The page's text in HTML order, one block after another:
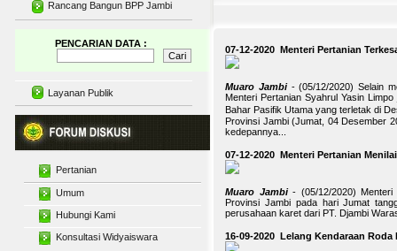
Rancang Bangun BPP Jambi
PENCARIAN DATA :
Layanan Publik
Pertanian
Budidaya Tanaman
Pelatihan Pertanian
Penyuluhan Pertanian
Umum
Diskusi Pertanian
Hubungi Kami
Interaktif
Konsultasi Widyaiswara
Motto"BAPELTAN JAMBI BISA"
Maklumat Pelayanan Infromasi
Publik
"Dengan ini, kami menyatakan
sanggup menyelenggarakan
pelayanan informasi publik yang
07-12-2020 Menteri Pertanian
Muaro Jambi- (05/12/2020) Selain
Menteri Pertanian Syahrul Yasin
Bahar Pasifik Utama yang terletak di
Provinsi Jambi (Jumat, 04 Desember
kedepannya...
07-12-2020 Menteri Pertanian
Muaro Jambi- (05/12/2020) Menteri
Provinsi Jambi pada hari Jumat
perusahaan karet dari PT. Djambi
16-09-2020 Lelang Kendaraan Roda